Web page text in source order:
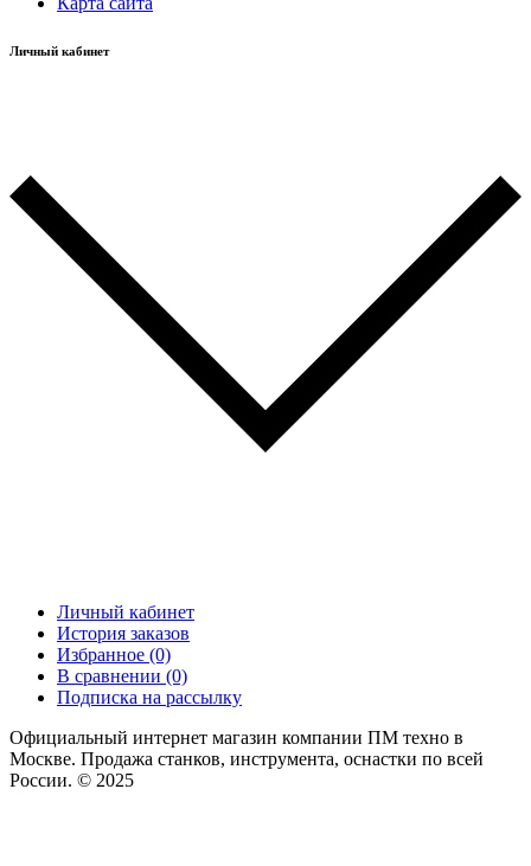
Личный кабинет
Личный кабинет
История заказов
Избранное (0)
В сравнении (0)
Подписка на рассылку
Официальный интернет магазин компании ПМ техно в
Москве. Продажа станков, инструмента, оснастки по всей
России. © 2025